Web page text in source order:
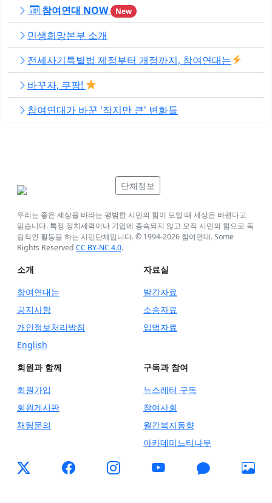
참여연대 NOW New
민생희망본부 소개
전세사기특별법 제정부터 개정까지, 참여연대는
바꾸자, 쿠팡!
참여연대가 바꾼 '작지만 큰' 변화들
단체정보
우리는 좋은 세상을 바라는 평범한 시민의 힘이 모일 때 세상은 바뀐다고
믿습니다. 특정 정치세력이나 기업에 종속되지 않고 오직 시민의 힘으로 독
립적인 활동을 하는 시민단체입니다. © 1994-2026 참여연대. Some
Rights Reserved CC BY-NC 4.0.
소개
참여연대는
공지사항
개인정보처리방침
English
자료실
발간자료
소송자료
입법자료
회원과 함께
회원가입
회원게시판
채팅문의
구독과 참여
뉴스레터 구독
참여사회
월간복지동향
아카데미느티나무